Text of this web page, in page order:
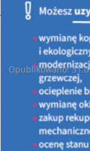
Jesteś tutaj:STRONA
Opłata produktowa -
Opłata produktowa
Opublikowano:
UWAGA
Opłatę
i elektronicznym
Funduszu Ochrony